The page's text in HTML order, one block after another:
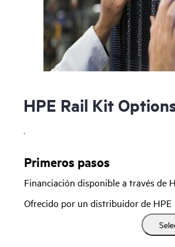
HPE Rail Kit
.
Primeros pasos
Financiación disponible a través de
Ofrecido por un distribuidor de HPE